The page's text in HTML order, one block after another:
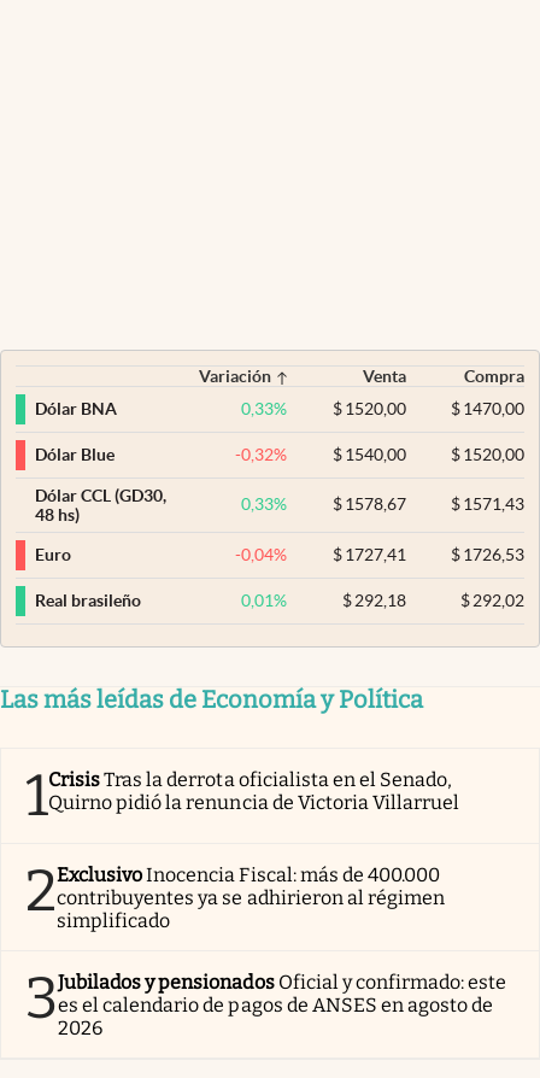
Variación Venta
Compra
Dólar BNA
0,33% $ 1520,00 $1470,00
Dólar Blue -0,32% $ 1540,00 $1520,00
Dólar CCL (GD30,
48 hs)
0,33% $ 1578,67 $1571,43
Euro -0,04% $ 1727,41 $1726,53
Real brasileño 0,01% $ 292,18 $292,02
Las más leídas de Economía y Política
1CrisisTras la derrota oficialista en el Senado,
Quirno pidió la renuncia de Victoria Villarruel
2ExclusivoInocencia Fiscal: más de 400.000
contribuyentes ya se adhirieron al régimen
simplificado
3Jubilados y pensionados Oficial y confirmado: este
es el calendario de pagos de ANSES en agosto de
2026